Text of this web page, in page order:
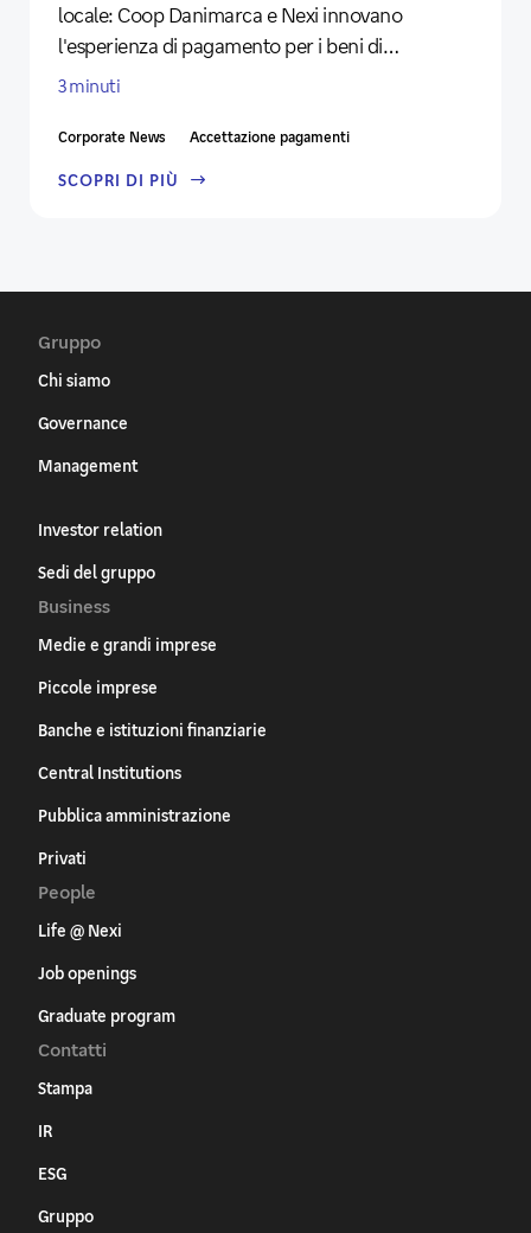
locale: Coop Danimarca e Nexi innovano
l'esperienza di pagamento per i beni di
prima necessità
3 minuti
Corporate News Accettazione pagamenti
SCOPRI DI PIÙ
Gruppo
Chi siamo
Governance
Management
Investor relation
Sedi del gruppo
Business
Medie e grandi imprese
Piccole imprese
Banche e istituzioni finanziarie
Central Institutions
Pubblica amministrazione
Privati
People
Life @ Nexi
Job openings
Graduate program
Contatti
Stampa
IR
ESG
Gruppo